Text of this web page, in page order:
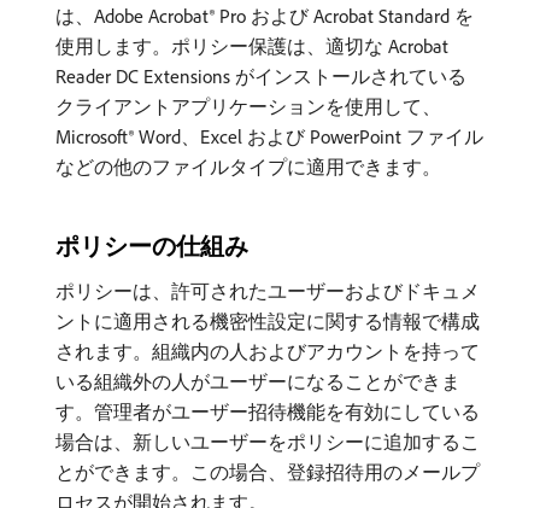
は、Adobe Acrobat® Pro および Acrobat Standard を
使用します。ポリシー保護は、適切な Acrobat
Reader DC Extensions がインストールされている
クライアントアプリケーションを使用して、
Microsoft® Word、Excel および PowerPoint ファイル
などの他のファイルタイプに適用できます。
ポリシーの仕組み
ポリシーは、許可されたユーザーおよびドキュメ
ントに適用される機密性設定に関する情報で構成
されます。組織内の人およびアカウントを持って
いる組織外の人がユーザーになることができま
す。管理者がユーザー招待機能を有効にしている
場合は、新しいユーザーをポリシーに追加するこ
とができます。この場合、登録招待用のメールプ
ロセスが開始されます。